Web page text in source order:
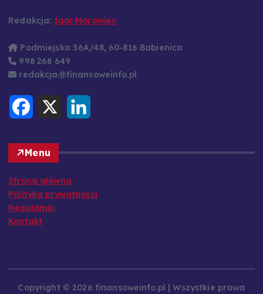
Redakcja: Igor Morawiec
Podmiejska 56A/48, 60-816 Babienica
998 268 649
redakcja@finansoweinfo.pl
o
o
k
X
I
Menu
Strona główna
Polityka prywatności
Regulamin
Kontakt
Copyright © 2026 finansoweinfo.pl | Wszystkie prawa